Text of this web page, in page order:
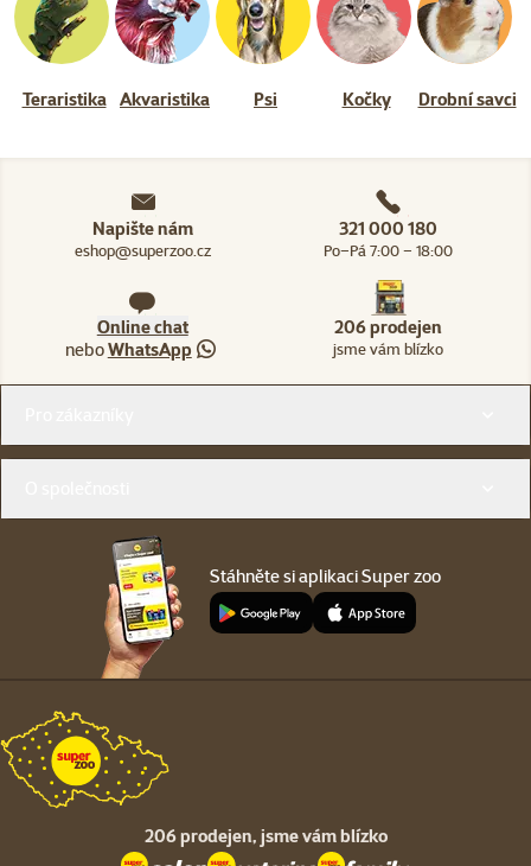
Teraristika Akvaristika Psi Kočky Drobní savci
Napište nám
eshop@superzoo.cz
321 000 180
Po–Pá 7:00 – 18:00
Online chat
neboWhatsApp
206 prodejen
jsme vám blízko
Stáhněte si aplikaci Super zoo
206 prodejen, jsme vám blízko